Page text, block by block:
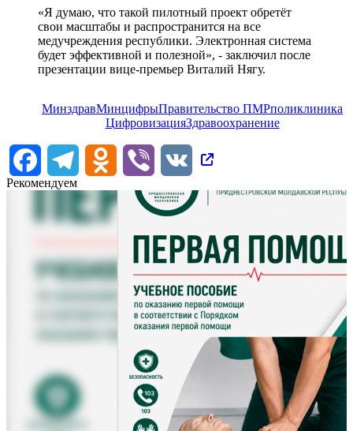
«Я думаю, что такой пилотный проект обретёт
свои масштабы и распространится на все
медучреждения республики. Электронная система
будет эффективной и полезной», - заключил после
презентации вице-премьер Виталий Нягу.
МинздравМинцифрыПравительство ПМРполиклиника
ЦифровизацияЗдравоохранение
FacebookTelegram Odnoklassniki
Viber
VK
Рекомендуем